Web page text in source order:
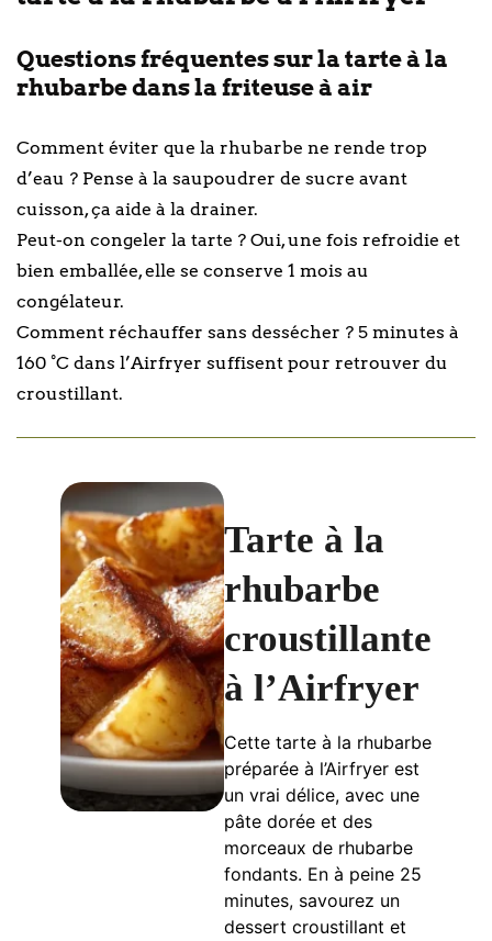
Questions fréquentes sur la tarte à la
rhubarbe dans la friteuse à air
Comment éviter que la rhubarbe ne rende trop
d’eau ? Pense à la saupoudrer de sucre avant
cuisson, ça aide à la drainer.
Peut-on congeler la tarte ? Oui, une fois refroidie et
bien emballée, elle se conserve 1 mois au
congélateur.
Comment réchauffer sans dessécher ? 5 minutes à
160 °C dans l’Airfryer suffisent pour retrouver du
croustillant.
Tarte à la
rhubarbe
croustillante
à l’Airfryer
Cette tarte à la rhubarbe
préparée à l’Airfryer est
un vrai délice, avec une
pâte dorée et des
morceaux de rhubarbe
fondants. En à peine 25
minutes, savourez un
dessert croustillant et